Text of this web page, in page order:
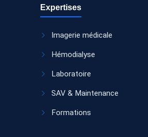
Expertises
Imagerie médicale
Hémodialyse
Laboratoire
SAV & Maintenance
Formations